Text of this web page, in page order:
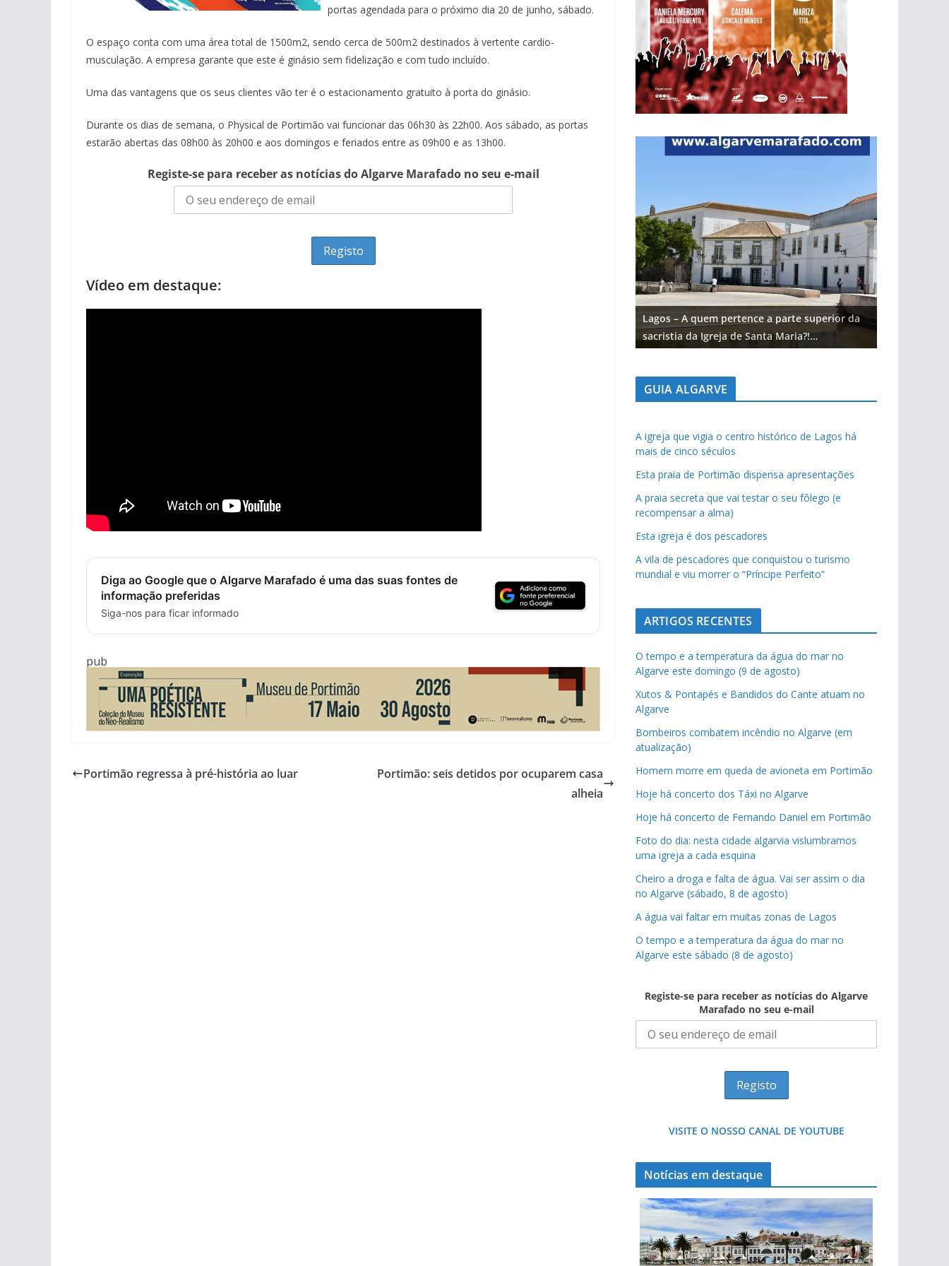
portas agendada para o próximo dia 20 de junho, sábado.
O espaço conta com uma área total de 1500m2, sendo cerca de 500m2 destinados à vertente cardio-
musculação. A empresa garante que este é ginásio sem fidelização e com tudo incluído.
Uma das vantagens que os seus clientes vão ter é o estacionamento gratuito à porta do ginásio.
Durante os dias de semana, o Physical de Portimão vai funcionar das 06h30 às 22h00. Aos sábado, as portas
estarão abertas das 08h00 às 20h00 e aos domingos e feriados entre as 09h00 e as 13h00.
Registe-se para receber as notícias do Algarve Marafado no seu e-mail
Vídeo em destaque:
Diga ao Google que o Algarve Marafado é uma das suas fontes de
informação preferidas
Siga-nos para ficar informado
pub
Portimão regressa à pré-história ao luar
Portimão: seis detidos por ocuparem casa
alheia
Lagos – A quem pertence a parte superior da
sacristia da Igreja de Santa Maria?!…
GUIA ALGARVE
A igreja que vigia o centro histórico de Lagos há
mais de cinco séculos
Esta praia de Portimão dispensa apresentações
A praia secreta que vai testar o seu fôlego (e
recompensar a alma)
Esta igreja é dos pescadores
A vila de pescadores que conquistou o turismo
mundial e viu morrer o “Príncipe Perfeito”
ARTIGOS RECENTES
O tempo e a temperatura da água do mar no
Algarve este domingo (9 de agosto)
Xutos & Pontapés e Bandidos do Cante atuam no
Algarve
Bombeiros combatem incêndio no Algarve (em
atualização)
Homem morre em queda de avioneta em Portimão
Hoje há concerto dos Táxi no Algarve
Hoje há concerto de Fernando Daniel em Portimão
Foto do dia: nesta cidade algarvia vislumbramos
uma igreja a cada esquina
Cheiro a droga e falta de água. Vai ser assim o dia
no Algarve (sábado, 8 de agosto)
A água vai faltar em muitas zonas de Lagos
O tempo e a temperatura da água do mar no
Algarve este sábado (8 de agosto)
Registe-se para receber as notícias do Algarve
Marafado no seu e-mail
VISITE O NOSSO CANAL DE YOUTUBE
Notícias em destaque